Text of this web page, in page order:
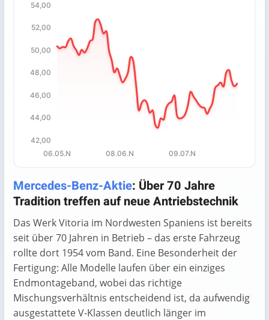
Chart with 67 data points.
The chart has 1 X axis displaying categories.
The chart has 1 Y axis displaying values. Data ranges
06.05.N 08.06.N 09.07.N
42,00
44,00
46,00
48,00
50,00
52,00
54,00
Mercedes-Benz-Aktie: Über 70 Jahre
Tradition treffen auf neue Antriebstechnik
Das Werk Vitoria im Nordwesten Spaniens ist bereits
seit über 70 Jahren in Betrieb – das erste Fahrzeug
rollte dort 1954 vom Band. Eine Besonderheit der
Fertigung: Alle Modelle laufen über ein einziges
Endmontageband, wobei das richtige
Mischungsverhältnis entscheidend ist, da aufwendig
ausgestattete V-Klassen deutlich länger im